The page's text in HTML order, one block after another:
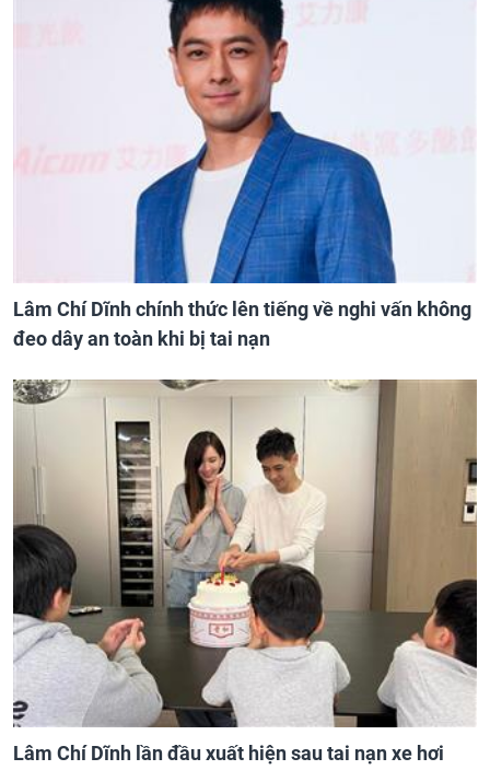
Lâm Chí Dĩnh chính thức lên tiếng về nghi vấn không
đeo dây an toàn khi bị tai nạn
Lâm Chí Dĩnh lần đầu xuất hiện sau tai nạn xe hơi